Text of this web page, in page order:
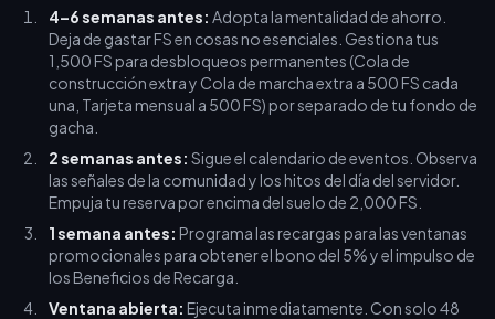
4–6 semanas antes: Adopta la mentalidad de ahorro.
Deja de gastar FS en cosas no esenciales. Gestiona tus
1,500 FS para desbloqueos permanentes (Cola de
construcción extra y Cola de marcha extra a 500 FS cada
una, Tarjeta mensual a 500 FS) por separado de tu fondo de
gacha.
2 semanas antes: Sigue el calendario de eventos. Observa
las señales de la comunidad y los hitos del día del servidor.
Empuja tu reserva por encima del suelo de 2,000 FS.
1 semana antes: Programa las recargas para las ventanas
promocionales para obtener el bono del 5% y el impulso de
los Beneficios de Recarga.
Ventana abierta: Ejecuta inmediatamente. Con solo 48